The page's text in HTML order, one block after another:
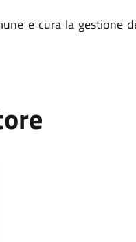
e cura la gestione